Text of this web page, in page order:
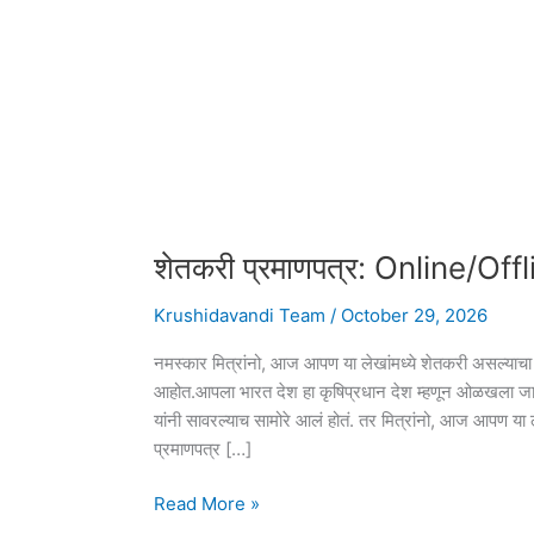
शेतकरी प्रमाणपत्र: Online/
Krushidavandi Team / October 29, 2026
नमस्कार मित्रांनो, आज आपण या लेखांमध्ये शेतकरी असल्याचा
आहोत.आपला भारत देश हा कृषिप्रधान देश म्हणून ओळखला
यांनी सावरल्याच सामोरे आलं होतं. तर मित्रांनो, आज आपण
प्रमाणपत्र […]
शेतकरी
Read More »